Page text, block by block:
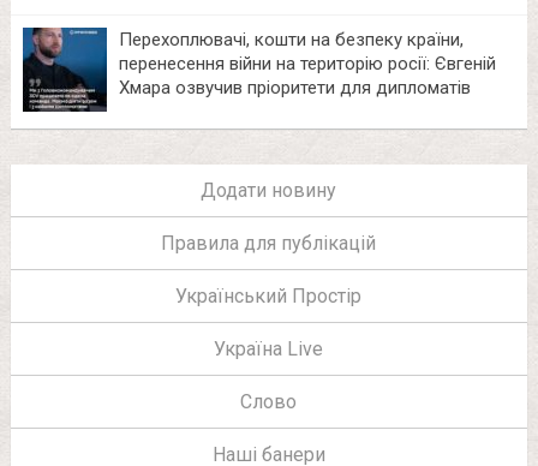
Перехоплювачі, кошти на безпеку країни,
перенесення війни на територію росії: Євгеній
Хмара озвучив пріоритети для дипломатів
Додати новину
Правила для публікацій
Український Простір
Україна Live
Слово
Наші банери